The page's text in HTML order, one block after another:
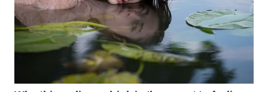
SELATAN
WN
TANJUNG